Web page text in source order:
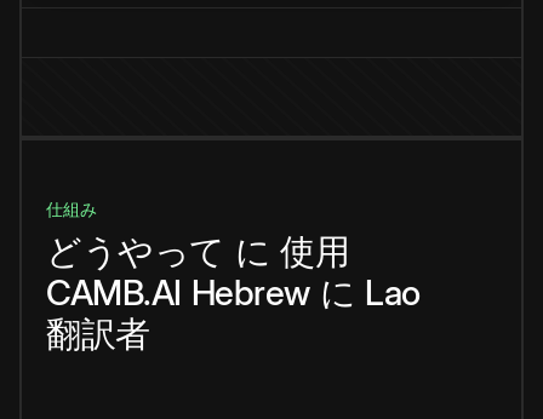
仕組み
どうやって に 使用
CAMB.AI Hebrew に Lao
翻訳者